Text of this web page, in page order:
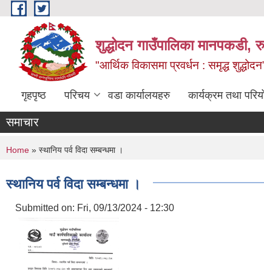
Skip to main content
शुद्धोदन गाउँपालिका मानपकडी,
"आर्थिक विकासमा प्रवर्धन : समृद्ध
गृहपृष्ठ परिचय वडा कार्यालयहरु कार्यक्रम तथा
समाचार
You are here
Home » स्थानिय पर्व विदा सम्बन्धमा ।
स्थानिय पर्व विदा सम्बन्धमा ।
Submitted on: Fri, 09/13/2024 - 12:30